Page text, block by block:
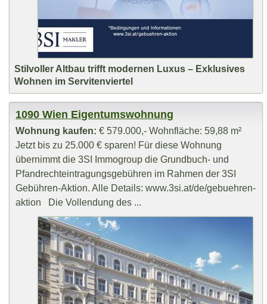
Stilvoller Altbau trifft modernen Luxus – Exklusives
Wohnen im Servitenviertel
1090 Wien Eigentumswohnung
Wohnung kaufen: € 579.000,- Wohnfläche: 59,88 m²
Jetzt bis zu 25.000 € sparen! Für diese Wohnung
übernimmt die 3SI Immogroup die Grundbuch- und
Pfandrechteintragungsgebühren im Rahmen der 3SI
Gebühren-Aktion. Alle Details: www.3si.at/de/gebuehren-
aktion Die Vollendung des ...